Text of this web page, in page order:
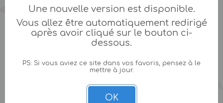
Une nouvelle version est disponible.
Vous allez être automatiquement redirigé
après avoir cliqué sur le bouton ci-
dessous.
PS: Si vous aviez ce site dans vos favoris, pensez à le
mettre à jour.
OK